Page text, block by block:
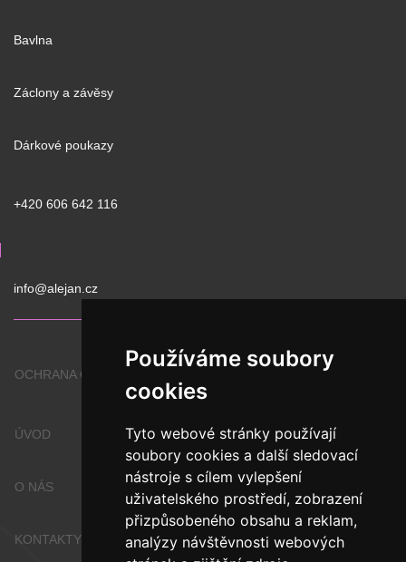
Používáme soubory
cookies
Tyto webové stránky používají
soubory cookies a další sledovací
nástroje s cílem vylepšení
uživatelského prostředí, zobrazení
přizpůsobeného obsahu a reklam,
analýzy návštěvnosti webových
Bavlna
Záclony a závěsy
Dárkové poukazy
+420 606 642 116
info@alejan.cz
OCHRANA OSOBNÍCH ÚDAJŮ
ÚVOD
O NÁS
KONTAKTY